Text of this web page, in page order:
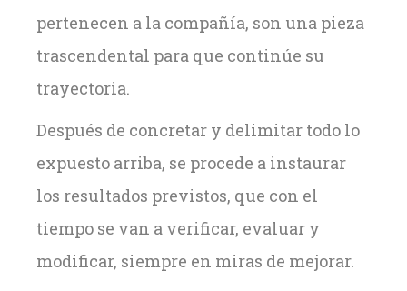
pertenecen a la compañía, son una pieza
trascendental para que continúe su
trayectoria.
Después de concretar y delimitar todo lo
expuesto arriba, se procede a instaurar
los resultados previstos, que con el
tiempo se van a verificar, evaluar y
modificar, siempre en miras de mejorar.